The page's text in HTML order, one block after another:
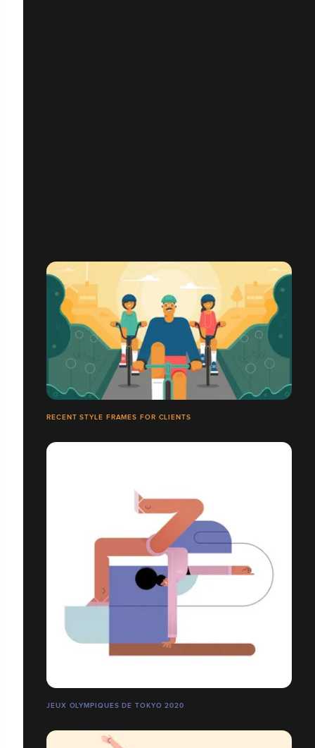
RECENT STYLE FRAMES FOR CLIENTS
JEUX OLYMPIQUES DE TOKYO 2020